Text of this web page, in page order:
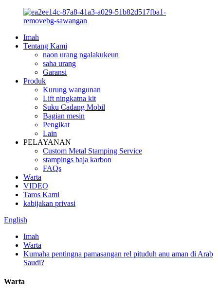
Imah
Tentang Kami
naon urang ngalakukeun
saha urang
Garansi
Produk
Kurung wangunan
Lift ningkatna kit
Suku Cadang Mobil
Bagian mesin
Pengikat
Lain
PELAYANAN
Custom Metal Stamping Service
stampings baja karbon
FAQs
Warta
VIDEO
Taros Kami
kabijakan privasi
English
Imah
Warta
Kumaha pentingna pamasangan rel pituduh anu aman di Arab
Saudi?
Warta